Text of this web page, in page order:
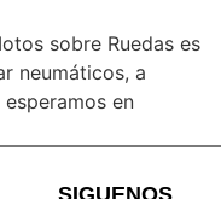
sobre Ruedas es
neumáticos, a
en